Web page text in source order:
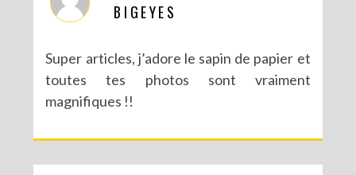
BIGEYES
Super articles, j’adore le sapin de papier et
toutes tes photos sont vraiment
magnifiques !!